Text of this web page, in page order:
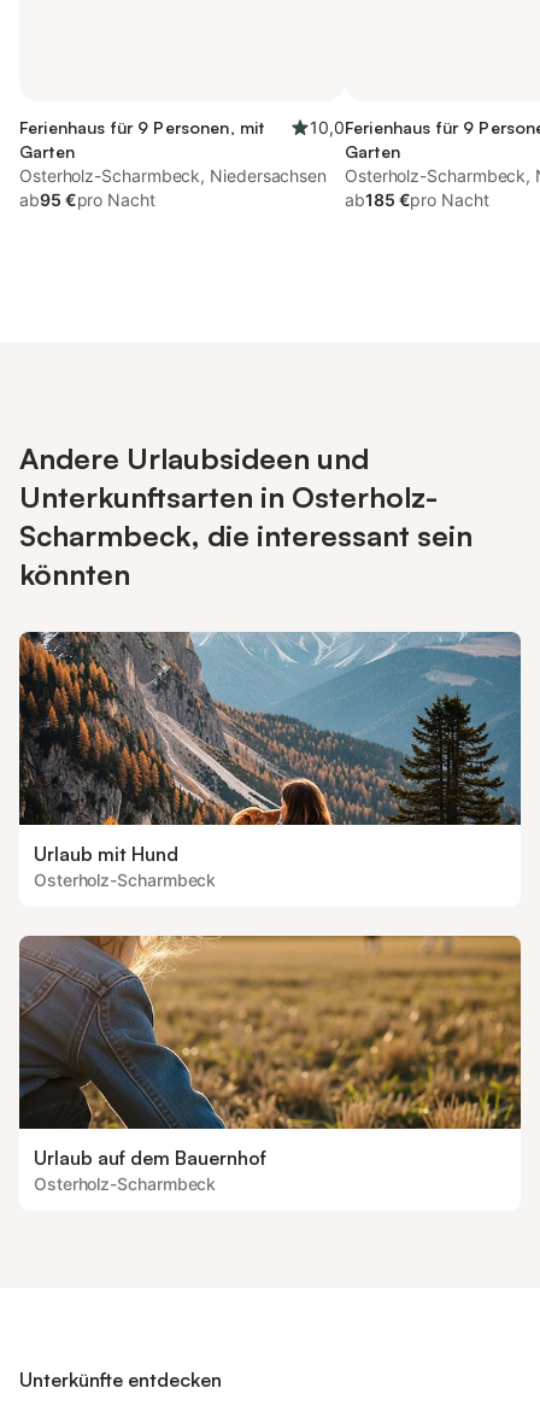
Ferienhaus für 9 Personen, mit
Garten
10,0
Osterholz-Scharmbeck, Niedersachsen
ab95 €pro Nacht
Ferienhaus für 9
Garten
Osterholz-Scharmbeck,
ab185 €pro Nacht
Andere Urlaubsideen und
Unterkunftsarten in Osterholz-
Scharmbeck, die interessant sein
könnten
Urlaub mit Hund
Osterholz-Scharmbeck
Urlaub auf dem Bauernhof
Osterholz-Scharmbeck
Unterkünfte entdecken